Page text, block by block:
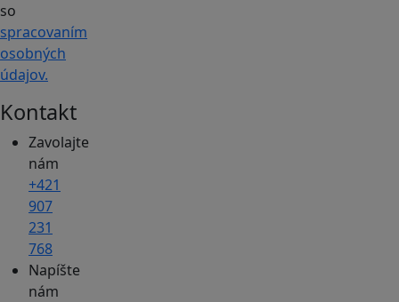
so
spracovaním
osobných
údajov.
Kontakt
Zavolajte
nám
+421
907
231
768
Napíšte
nám